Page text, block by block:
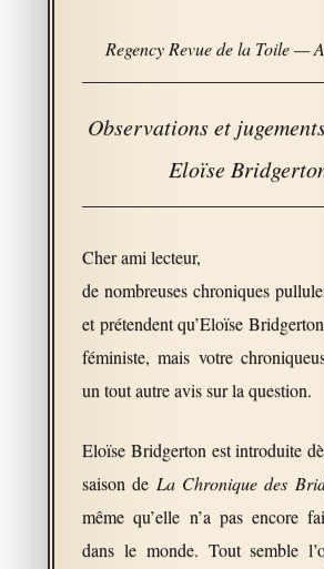
Regency Revue de la Toile —
Observations et
Eloïse
Cher ami lecteur,
de nombreuses chroniques
et prétendent qu’Eloïse
féministe, mais votre
un tout autre avis sur la question.
Eloïse Bridgerton est introduite
saison de La Chronique des
même qu’elle n’a pas encore
dans le monde. Tout semble